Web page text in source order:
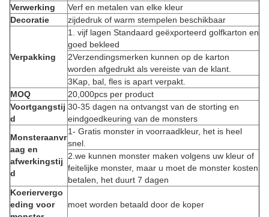
Verwerking
Verf en metalen van elke kleur
Decoratie
zijdedruk of warm stempelen beschikbaar
Verpakking
1. vijf lagen Standaard geëxporteerd golfkarton en
goed bekleed
2Verzendingsmerken kunnen op de karton
worden afgedrukt als vereiste van de klant.
3Kap, bal, fles is apart verpakt.
MOQ
20,000pcs per product
Voortgangstij
d
30-35 dagen na ontvangst van de storting en
eindgoedkeuring van de monsters
Monsteraanvr
aag en
afwerkingstij
d
1- Gratis monster in voorraadkleur, het is heel
snel.
2.we kunnen monster maken volgens uw kleur of
feitelijke monster, maar u moet de monster kosten
betalen, het duurt 7 dagen
Koeriervergo
eding voor
moet worden betaald door de koper